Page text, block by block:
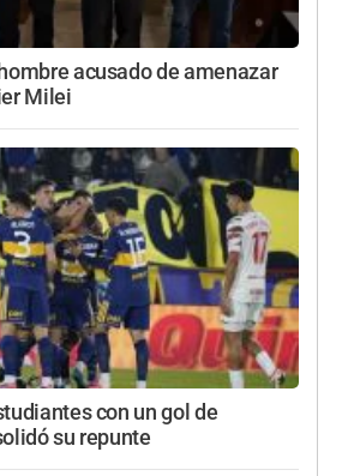
acusado de amenazar
Milei
con un gol de
su repunte